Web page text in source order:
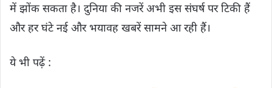
में झोंक सकता है। दुनिया की नजरें अभी इस संघर्ष पर टिकी हैं
और हर घंटे नई और भयावह खबरें सामने आ रही हैं।
ये भी पढ़ें :